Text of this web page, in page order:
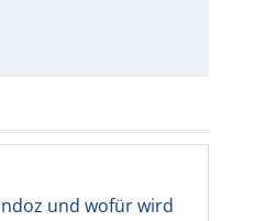
und wofür wird